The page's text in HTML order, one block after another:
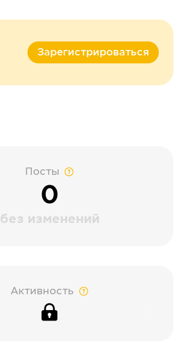
Зарегистрироваться
Посты
0
без изменений
Активность